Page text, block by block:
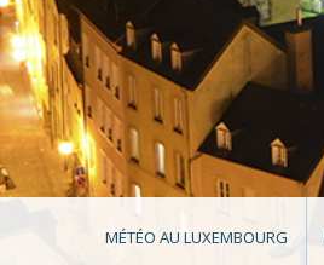
MÉTÉO AU LUXEMBOURG